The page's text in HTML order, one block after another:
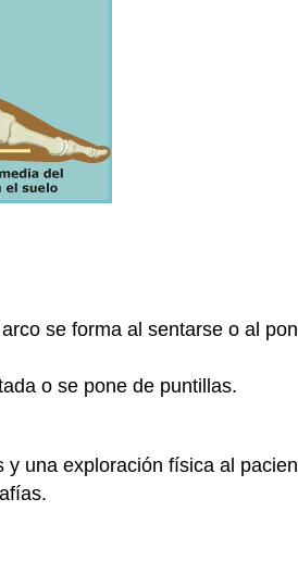
se forma al sentarse o al
o se pone de puntillas.
una exploración física al